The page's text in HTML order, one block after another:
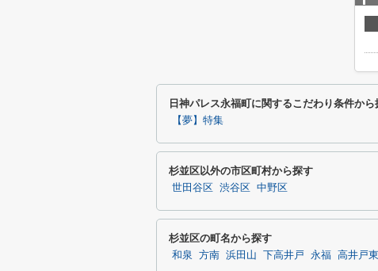
日神パレス永福町に関するこだわり条件から
【夢】特集
杉並区以外の市区町村から探す
世田谷区 渋谷区 中野区
杉並区の町名から探す
和泉 方南 浜田山 下高井戸 永福 高井戸東